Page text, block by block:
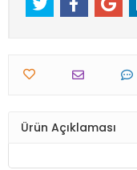
Ürün Açıklaması